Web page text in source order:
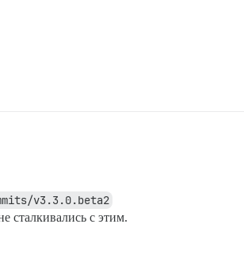
v3.3.0.beta2
сталкивались с этим.